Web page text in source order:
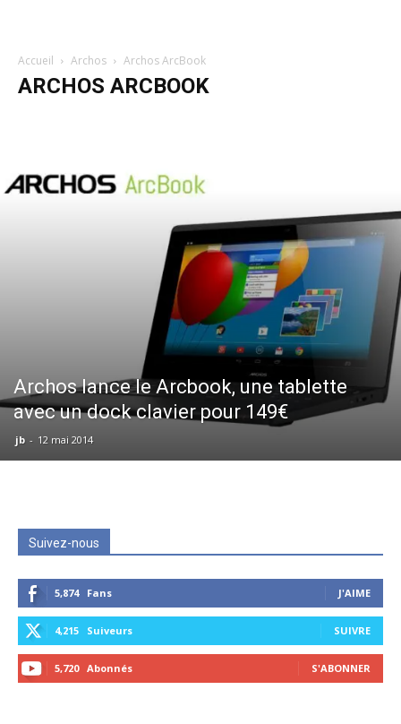
Accueil Archos Archos ArcBook
ARCHOS ARCBOOK
Archos lance le Arcbook, une tablette
avec un dock clavier pour 149€
jb - 12 mai 2014
Suivez-nous
5,874 Fans J'AIME
4,215 Suiveurs SUIVRE
5,720 Abonnés S'ABONNER